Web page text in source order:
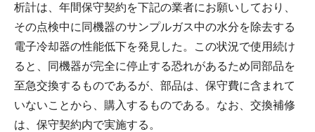
析計は、年間保守契約を下記の業者にお願いしており、
その点検中に同機器のサンプルガス中の水分を除去する
電子冷却器の性能低下を発見した。この状況で使用続け
ると、同機器が完全に停止する恐れがあるため同部品を
至急交換するものであるが、部品は、保守費に含まれて
いないことから、購入するものである。なお、交換補修
は、保守契約内で実施する。